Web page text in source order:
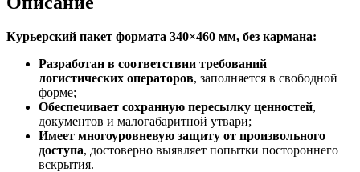
Курьерский пакет формата 340×460 мм, без кармана:
Разработан в соответствии требований
логистических операторов, заполняется в свободной
форме;
Обеспечивает сохранную пересылку ценностей,
документов и малогабаритной утвари;
Имеет многоуровневую защиту от произвольного
доступа, достоверно выявляет попытки постороннего
вскрытия.